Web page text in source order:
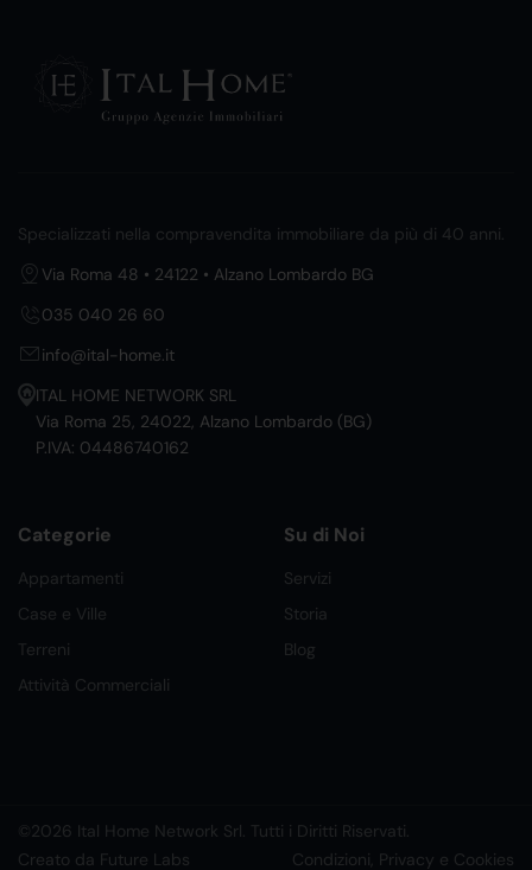
Specializzati nella compravendita immobiliare da più di 40 anni.
Via Roma 48 • 24122 • Alzano Lombardo BG
035 040 26 60
info@ital-home.it
ITAL HOME NETWORK SRL
Via Roma 25, 24022, Alzano Lombardo (BG)
P.IVA: 04486740162
Categorie
Appartamenti
Case e Ville
Terreni
Attività Commerciali
Su di Noi
Servizi
Storia
Blog
©2026 Ital Home Network Srl. Tutti i Diritti Riservati.
Creato da Future Labs
Condizioni, Privacy e Cookies